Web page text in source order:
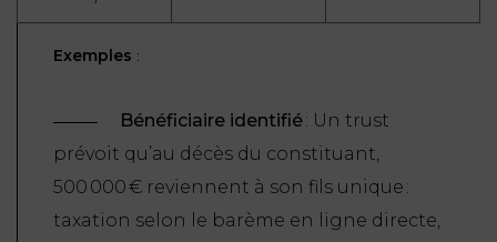
Exemples :
Bénéficiaire identifié: Un trust
prévoit qu’au décès du constituant,
500 000 € reviennent à son fils unique :
taxation selon le barème en ligne directe,